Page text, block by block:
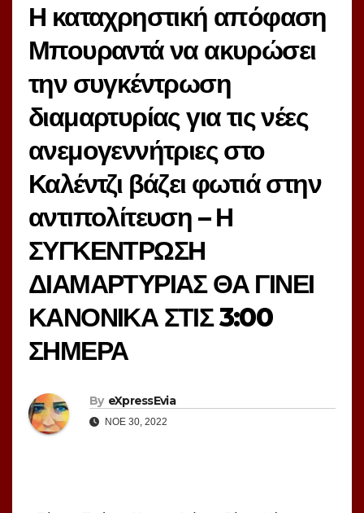
Η καταχρηστική απόφαση
Μπουραντά να ακυρώσει
την συγκέντρωση
διαμαρτυρίας για τις νέες
ανεμογεννήτριες στο
Καλέντζι βάζει φωτιά στην
αντιπολίτευση – Η
ΣΥΓΚΕΝΤΡΩΣΗ
ΔΙΑΜΑΡΤΥΡΙΑΣ ΘΑ ΓΙΝΕΙ
ΚΑΝΟΝΙΚΑ ΣΤΙΣ 3:00
ΣΗΜΕΡΑ
By eXpressEvia
ΝΟΈ 30, 2022